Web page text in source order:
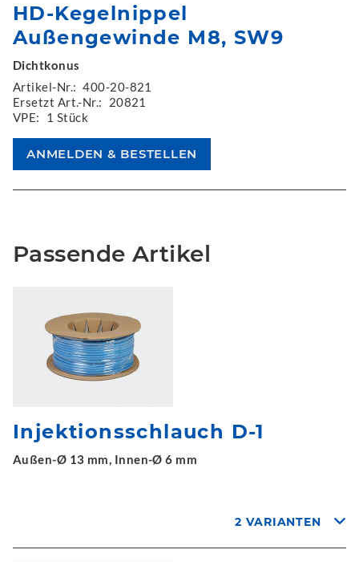
HD-Kegelnippel
Außengewinde M8, SW9
Dichtkonus
Artikel-Nr.: 400-20-821
Ersetzt Art.-Nr.:
20821
VPE:
1 Stück
Passende Artikel
Injektionsschlauch D-1
Außen-Ø 13 mm, Innen-Ø 6 mm
2 VARIANTEN